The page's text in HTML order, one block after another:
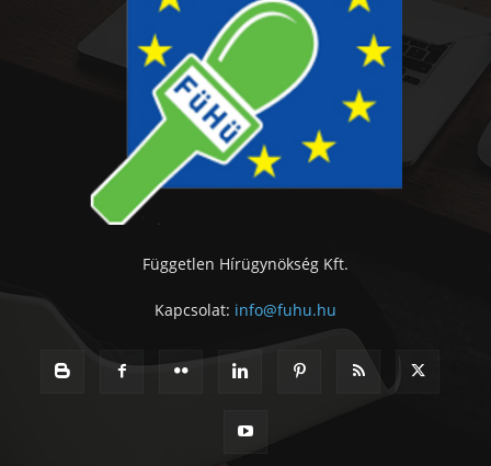
Független Hírügynökség Kft.
Kapcsolat: info@fuhu.hu